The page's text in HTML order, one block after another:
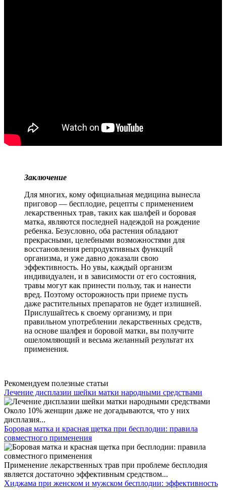
Заключение
Для многих, кому официальная медицина вынесла
приговор — бесплодие, рецепты с применением
лекарственных трав, таких как шалфей и боровая
матка, являются последней надеждой на рождение
ребенка. Безусловно, оба растения обладают
прекрасными, целебными возможностями для
восстановления репродуктивных функций
организма, и уже давно доказали свою
эффективность. Но увы, каждый организм
индивидуален, и в зависимости от его состояния,
травы могут как принести пользу, так и нанести
вред. Поэтому осторожность при приеме пусть
даже растительных препаратов не будет излишней.
Прислушайтесь к своему организму, и при
правильном употреблении лекарственных средств,
на основе шалфея и боровой матки, вы получите
ошеломляющий и весьма желанный результат их
применения.
Рекомендуем полезные статьи
Лечение дисплазии шейки матки народными средствами
Около 10% женщин даже не догадываются, что у них
дисплазия...
Боровая матка и красная щетка при бесплодии: правила
совместного применения
Применение лекарственных трав при проблеме бесплодия
является достаточно эффективным средством...
Хиджама при женском и мужском бесплодии: эффективность